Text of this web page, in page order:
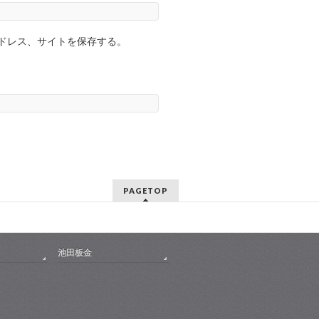
ス、サイトを保存する。
PAGETOP
池田板金